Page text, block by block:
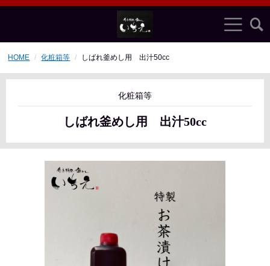
HOME 化粧箱等 しばれ釜めし用 出汁50cc
化粧箱等
しばれ釜めし用 出汁50cc